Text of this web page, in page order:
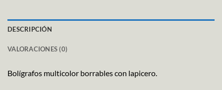
DESCRIPCIÓN
VALORACIONES (0)
Bolígrafos multicolor borrables con lapicero.